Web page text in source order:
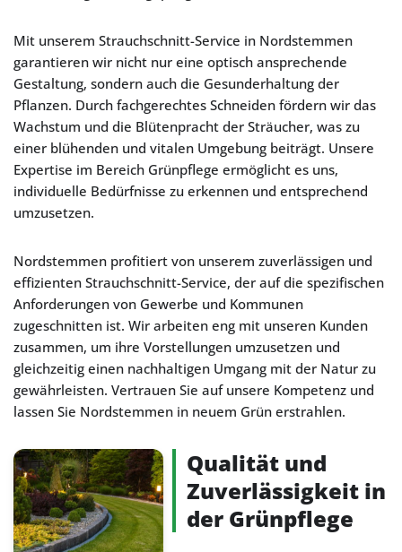
Mit unserem Strauchschnitt-Service in Nordstemmen
garantieren wir nicht nur eine optisch ansprechende
Gestaltung, sondern auch die Gesunderhaltung der
Pflanzen. Durch fachgerechtes Schneiden fördern wir das
Wachstum und die Blütenpracht der Sträucher, was zu
einer blühenden und vitalen Umgebung beiträgt. Unsere
Expertise im Bereich Grünpflege ermöglicht es uns,
individuelle Bedürfnisse zu erkennen und entsprechend
umzusetzen.
Nordstemmen profitiert von unserem zuverlässigen und
effizienten Strauchschnitt-Service, der auf die spezifischen
Anforderungen von Gewerbe und Kommunen
zugeschnitten ist. Wir arbeiten eng mit unseren Kunden
zusammen, um ihre Vorstellungen umzusetzen und
gleichzeitig einen nachhaltigen Umgang mit der Natur zu
gewährleisten. Vertrauen Sie auf unsere Kompetenz und
lassen Sie Nordstemmen in neuem Grün erstrahlen.
Qualität und
Zuverlässigkeit in
der Grünpflege